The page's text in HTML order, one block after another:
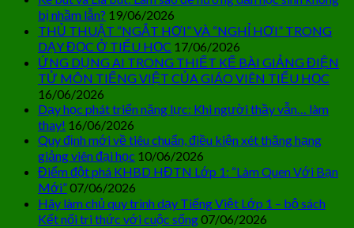
bị nhầm lẫn? 19/06/2026
THỦ THUẬT “NGẮT HƠI” VÀ “NGHỈ HƠI” TRONG
DẠY ĐỌC Ở TIỂU HỌC 17/06/2026
ỨNG DỤNG AI TRONG THIẾT KẾ BÀI GIẢNG ĐIỆN
TỬ MÔN TIẾNG VIỆT CỦA GIÁO VIÊN TIỂU HỌC
16/06/2026
Dạy học phát triển năng lực: Khi người thầy vẫn… làm
thay! 16/06/2026
Quy định mới về tiêu chuẩn, điều kiện xét thăng hạng
giảng viên đại học 10/06/2026
Điểm đột phá KHBD HĐTN Lớp 1: “Làm Quen Với Bạn
Mới”07/06/2026
Hãy làm chủ quy trình dạy Tiếng Việt Lớp 1 – bộ sách
Kết nối tri thức với cuộc sống07/06/2026